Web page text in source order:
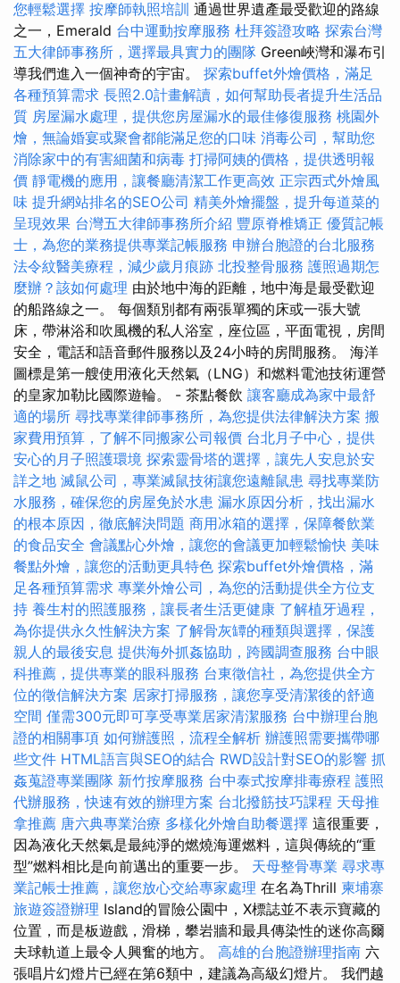
您輕鬆選擇 按摩師執照培訓 通過世界遺產最受歡迎的路線
之一，Emerald 台中運動按摩服務 杜拜簽證攻略 探索台灣
五大律師事務所，選擇最具實力的團隊 Green峽灣和瀑布引
導我們進入一個神奇的宇宙。 探索buffet外燴價格，滿足
各種預算需求 長照2.0計畫解讀，如何幫助長者提升生活品
質 房屋漏水處理，提供您房屋漏水的最佳修復服務 桃園外
燴，無論婚宴或聚會都能滿足您的口味 消毒公司，幫助您
消除家中的有害細菌和病毒 打掃阿姨的價格，提供透明報
價 靜電機的應用，讓餐廳清潔工作更高效 正宗西式外燴風
味 提升網站排名的SEO公司 精美外燴擺盤，提升每道菜的
呈現效果 台灣五大律師事務所介紹 豐原脊椎矯正 優質記帳
士，為您的業務提供專業記帳服務 申辦台胞證的台北服務
法令紋醫美療程，減少歲月痕跡 北投整骨服務 護照過期怎
麼辦？該如何處理 由於地中海的距離，地中海是最受歡迎
的船路線之一。 每個類別都有兩張單獨的床或一張大號
床，帶淋浴和吹風機的私人浴室，座位區，平面電視，房間
安全，電話和語音郵件服務以及24小時的房間服務。 海洋
圖標是第一艘使用液化天然氣（LNG）和燃料電池技術運營
的皇家加勒比國際遊輪。 - 茶點餐飲 讓客廳成為家中最舒
適的場所 尋找專業律師事務所，為您提供法律解決方案 搬
家費用預算，了解不同搬家公司報價 台北月子中心，提供
安心的月子照護環境 探索靈骨塔的選擇，讓先人安息於安
詳之地 滅鼠公司，專業滅鼠技術讓您遠離鼠患 尋找專業防
水服務，確保您的房屋免於水患 漏水原因分析，找出漏水
的根本原因，徹底解決問題 商用冰箱的選擇，保障餐飲業
的食品安全 會議點心外燴，讓您的會議更加輕鬆愉快 美味
餐點外燴，讓您的活動更具特色 探索buffet外燴價格，滿
足各種預算需求 專業外燴公司，為您的活動提供全方位支
持 養生村的照護服務，讓長者生活更健康 了解植牙過程，
為你提供永久性解決方案 了解骨灰罈的種類與選擇，保護
親人的最後安息 提供海外抓姦協助，跨國調查服務 台中眼
科推薦，提供專業的眼科服務 台東徵信社，為您提供全方
位的徵信解決方案 居家打掃服務，讓您享受清潔後的舒適
空間 僅需300元即可享受專業居家清潔服務 台中辦理台胞
證的相關事項 如何辦護照，流程全解析 辦護照需要攜帶哪
些文件 HTML語言與SEO的結合 RWD設計對SEO的影響 抓
姦蒐證專業團隊 新竹按摩服務 台中泰式按摩排毒療程 護照
代辦服務，快速有效的辦理方案 台北撥筋技巧課程 天母推
拿推薦 唐六典專業治療 多樣化外燴自助餐選擇 這很重要，
因為液化天然氣是最純淨的燃燒海運燃料，這與傳統的“重
型”燃料相比是向前邁出的重要一步。 天母整骨專業 尋求專
業記帳士推薦，讓您放心交給專家處理 在名為Thrill 柬埔寨
旅遊簽證辦理 Island的冒險公園中，X標誌並不表示寶藏的
位置，而是板遊戲，滑梯，攀岩牆和最具傳染性的迷你高爾
夫球軌道上最令人興奮的地方。 高雄的台胞證辦理指南 六
張唱片幻燈片已經在第6類中，建議為高級幻燈片。 我們越